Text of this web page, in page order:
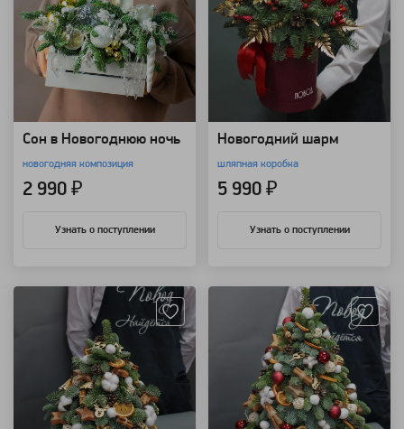
Сон в Новогоднюю ночь
новогодняя композиция
2 990 ₽
Узнать о поступлении
Новогодний шарм
шляпная коробка
5 990 ₽
Узнать о поступлении